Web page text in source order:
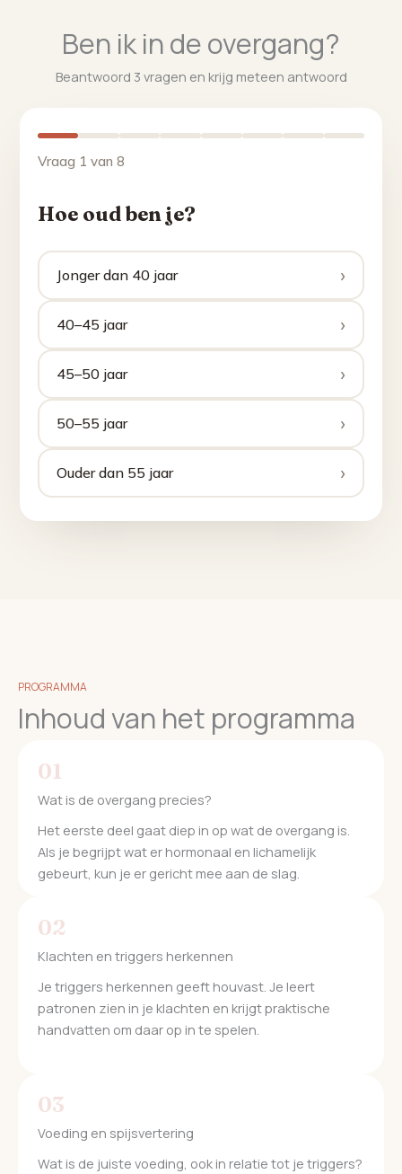
Ben ik in de overgang?
Beantwoord 3 vragen en krijg meteen antwoord
Vraag 1 van 8
Hoe oud ben je?
Jonger dan 40 jaar ›
40–45 jaar ›
45–50 jaar ›
50–55 jaar ›
Ouder dan 55 jaar ›
PROGRAMMA
Inhoud van het programma
01
Wat is de overgang precies?
Het eerste deel gaat diep in op wat de overgang is.
Als je begrijpt wat er hormonaal en lichamelijk
gebeurt, kun je er gericht mee aan de slag.
02
Klachten en triggers herkennen
Je triggers herkennen geeft houvast. Je leert
patronen zien in je klachten en krijgt praktische
handvatten om daar op in te spelen.
03
Voeding en spijsvertering
Wat is de juiste voeding, ook in relatie tot je triggers?